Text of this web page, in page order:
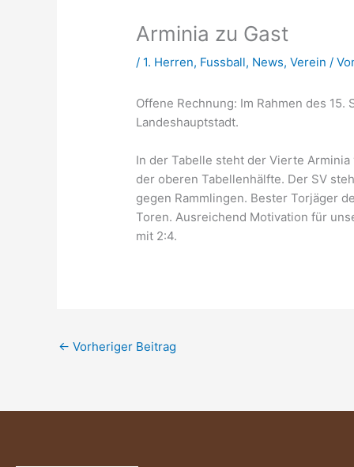
Arminia zu Gast
/ 1. Herren, Fussball, News,Verein /
Offene Rechnung: Im Rahmen des
Landeshauptstadt.
In der Tabelle steht der Vierte
der oberen Tabellenhälfte. Der SV
gegen Rammlingen. Bester Torjäger
Toren. Ausreichend Motivation für
mit 2:4.
← Vorheriger Beitrag